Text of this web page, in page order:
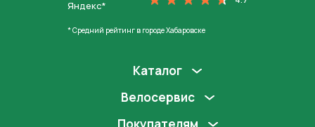
Яндекс*
* Средний рейтинг в городе Хабаровске
Каталог
Велосервис